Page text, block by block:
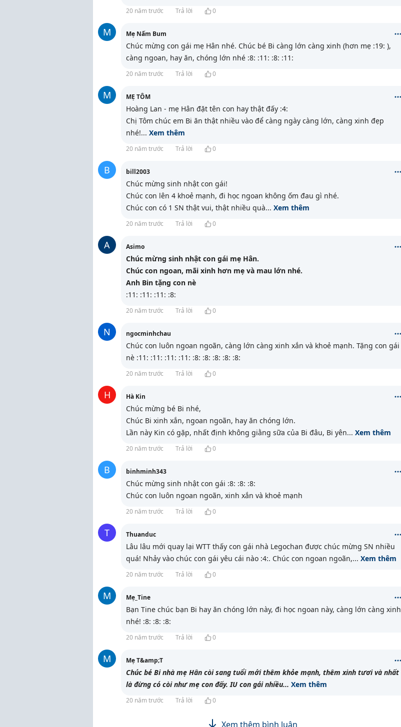
20 năm trước Trả lời 0
M Mẹ Nấm Bum
Chúc mừng con gái mẹ Hân nhé. Chúc bé Bi càng lớn càng xinh (hơn mẹ :19: ),
càng ngoan, hay ăn, chóng lớn nhé :8: :11: :8: :11:
20 năm trước Trả lời 0
M MẸ TÔM
Hoàng Lan - mẹ Hân đặt tên con hay thật đấy :4:
Chị Tôm chúc em Bi ăn thật nhiều vào để càng ngày càng lớn, càng xinh đẹp
nhé!... Xem thêm
20 năm trước Trả lời 0
B bill2003
Chúc mừng sinh nhật con gái!
Chúc con lên 4 khoẻ mạnh, đi học ngoan không ốm đau gì nhé.
Chúc con có 1 SN thật vui, thật nhiều quà... Xem thêm
20 năm trước Trả lời 0
A Asimo
Chúc mừng sinh nhật con gái mẹ Hân.
Chúc con ngoan, mãi xinh hơn mẹ và mau lớn nhé.
Anh Bin tặng con nè
:11: :11: :11: :8:
20 năm trước Trả lời 0
N ngocminhchau
Chúc con luôn ngoan ngoãn, càng lớn càng xinh xắn và khoẻ mạnh. Tặng con gái
nè :11: :11: :11: :11: :8: :8: :8: :8: :8:
20 năm trước Trả lời 0
H Hà Kin
Chúc mừng bé Bi nhé,
Chúc Bi xinh xắn, ngoan ngoãn, hay ăn chóng lớn.
Lần này Kin có gặp, nhất định không giằng sữa của Bi đâu, Bi yên... Xem thêm
20 năm trước Trả lời 0
B binhminh343
Chúc mừng sinh nhật con gái :8: :8: :8:
Chúc con luôn ngoan ngoãn, xinh xắn và khoẻ mạnh
20 năm trước Trả lời 0
T Thuanduc
Lâu lâu mới quay lại WTT thấy con gái nhà Legochan được chúc mừng SN nhiều
quá! Nhảy vào chúc con gái yêu cái nào :4:. Chúc con ngoan ngoãn,... Xem thêm
20 năm trước Trả lời 0
M Mẹ_Tine
Bạn Tine chúc bạn Bi hay ăn chóng lớn này, đi học ngoan này, càng lớn càng xinh
nhé! :8: :8: :8:
20 năm trước Trả lời 0
M Mẹ T&amp;T
Chúc bé Bi nhà mẹ Hân còi sang tuổi mới thêm khỏe mạnh, thêm xinh tươi và nhất
là đừng có còi như mẹ con đấy. IU con gái nhiều... Xem thêm
20 năm trước Trả lời 0
Xem thêm bình luận